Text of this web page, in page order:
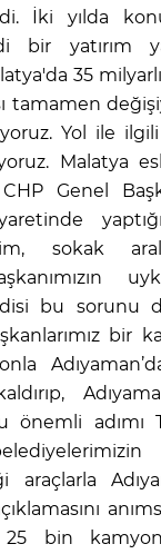
İki yılda
bir yatırım
35
tamamen
Yol ile ilgili
Malatya
Genel
sokak
bu sorunu
bir
önemli adımı
araçlarla
bin